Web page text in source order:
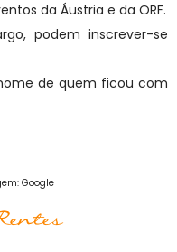
da Áustria e da ORF.
podem inscrever-se
de quem ficou com
Google